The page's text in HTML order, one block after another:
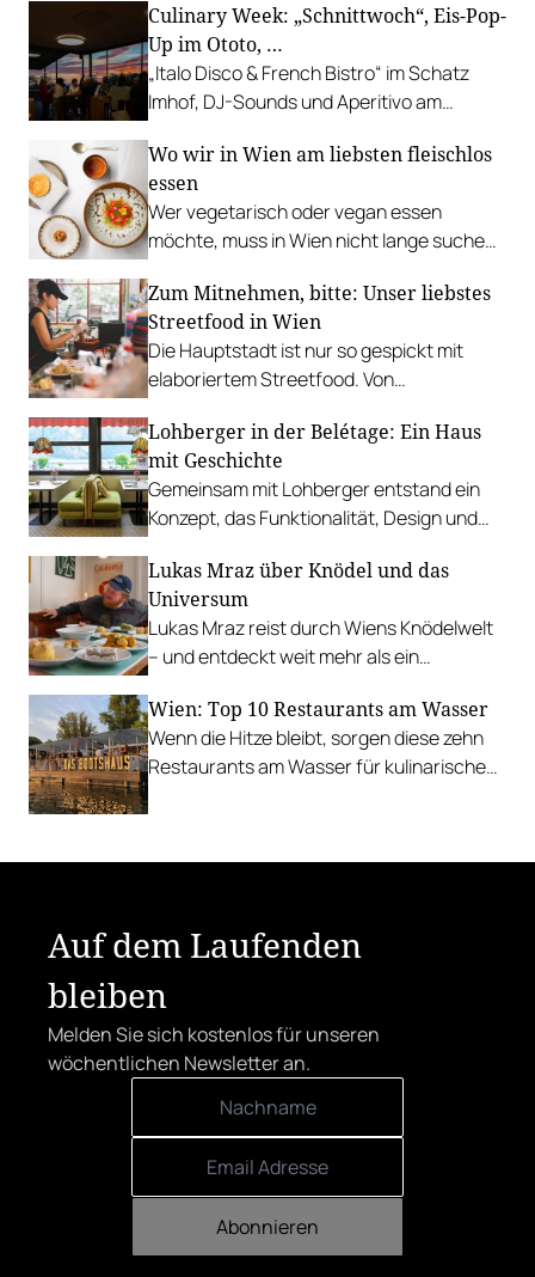
Culinary Week: „Schnittwoch“, Eis-Pop-
Up im Ototo, …
„Italo Disco & French Bistro“ im Schatz
Imhof, DJ-Sounds und Aperitivo am
Palme, „Fridays for Furmint“ u. v. m.
Wo wir in Wien am liebsten fleischlos
essen
Wer vegetarisch oder vegan essen
möchte, muss in Wien nicht lange suchen.
besonders.
Zum Mitnehmen, bitte: Unser liebstes
Streetfood in Wien
Die Hauptstadt ist nur so gespickt mit
elaboriertem Streetfood. Von
Tacos bis hin zu syrischer Marktküche.
Lohberger in der Belétage: Ein Haus
mit Geschichte
Gemeinsam mit Lohberger entstand ein
Konzept, das Funktionalität, Design und
Lukas Mraz über Knödel und das
Universum
Lukas Mraz reist durch Wiens Knödelwelt
– und entdeckt weit mehr als ein
Wien: Top 10 Restaurants am Wasser
Wenn die Hitze bleibt, sorgen diese zehn
Restaurants am Wasser für kulinarische
Auf dem Laufenden
bleiben
Melden Sie sich kostenlos für unseren
wöchentlichen Newsletter an.
Abonnieren